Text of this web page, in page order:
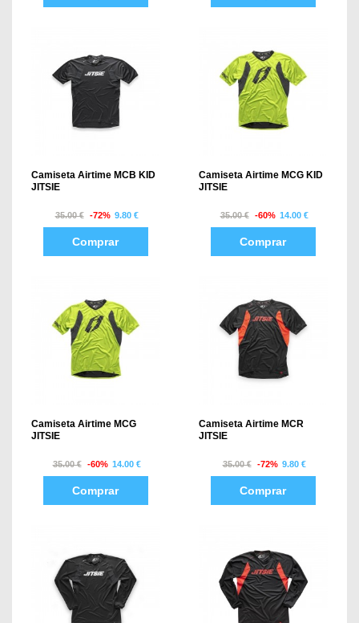
Camiseta Airtime MCB KID
JITSIE
35.00 € -72% 9.80 €
Comprar
Camiseta Airtime MCG KID
JITSIE
35.00 € -60% 14.00 €
Comprar
Camiseta Airtime MCG
JITSIE
35.00 € -60% 14.00 €
Comprar
Camiseta Airtime MCR
JITSIE
35.00 € -72% 9.80 €
Comprar